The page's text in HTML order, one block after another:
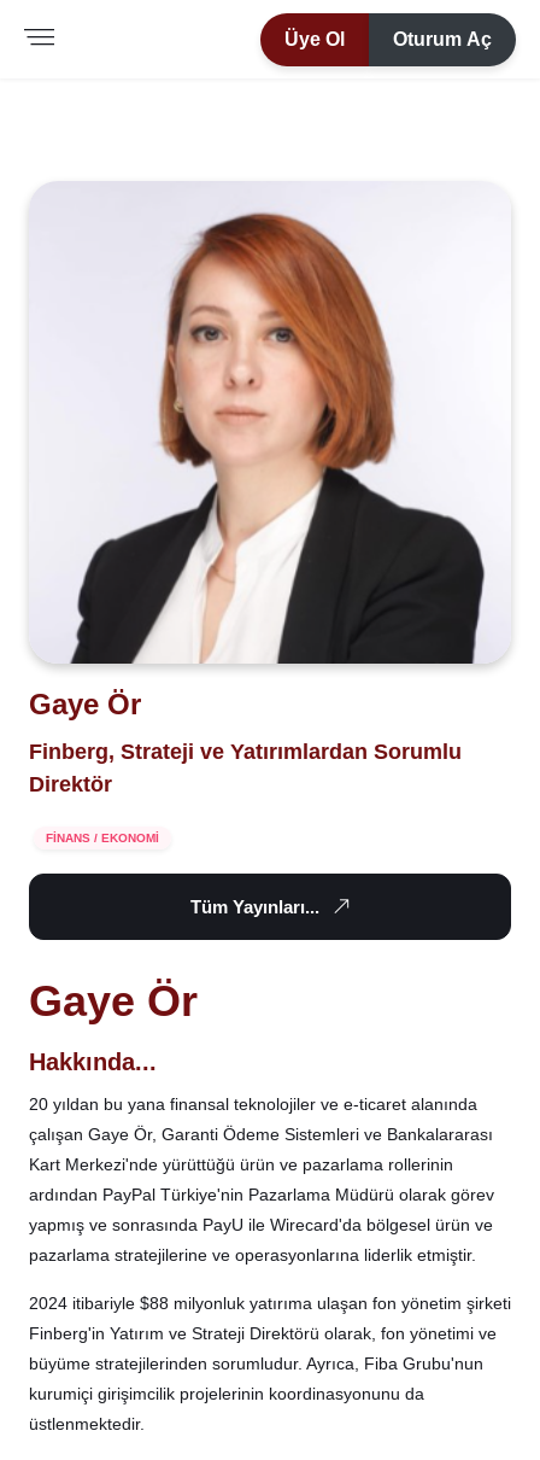
Üye Ol Oturum Aç
Gaye Ör
Finberg, Strateji ve Yatırımlardan Sorumlu
Direktör
FİNANS / EKONOMİ
Tüm Yayınları...
Gaye Ör
Hakkında...
20 yıldan bu yana finansal teknolojiler ve e-ticaret alanında
çalışan Gaye Ör, Garanti Ödeme Sistemleri ve Bankalararası
Kart Merkezi'nde yürüttüğü ürün ve pazarlama rollerinin
ardından PayPal Türkiye'nin Pazarlama Müdürü olarak görev
yapmış ve sonrasında PayU ile Wirecard'da bölgesel ürün ve
pazarlama stratejilerine ve operasyonlarına liderlik etmiştir.
2024 itibariyle $88 milyonluk yatırıma ulaşan fon yönetim şirketi
Finberg'in Yatırım ve Strateji Direktörü olarak, fon yönetimi ve
büyüme stratejilerinden sorumludur. Ayrıca, Fiba Grubu'nun
kurumiçi girişimcilik projelerinin koordinasyonunu da
üstlenmektedir.